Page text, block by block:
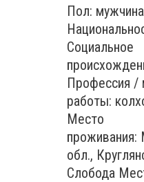
Пол: мужчина
Социальное
Профессия /
работы:
Место
проживания:
обл.,
Слобода